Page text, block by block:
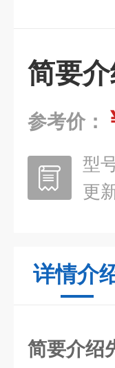
简要
参考价：
型
更
详情介
简要介绍